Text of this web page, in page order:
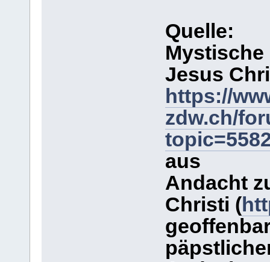
Quelle:
Mystische
Jesus
https://
zdw.ch/
aus
Andacht
Christi (